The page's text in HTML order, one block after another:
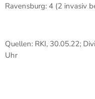
Ravensburg: 4 (2 invasiv
Quellen: RKI, 30.05.22;
Uhr